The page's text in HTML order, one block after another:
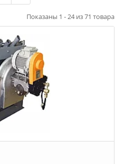
Показаны 1 - 24 из 71 товара